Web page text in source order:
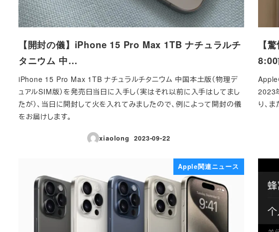
【開封の儀】iPhone 15 Pro Max 1TB ナチュラルチ
タニウム 中…
iPhone 15 Pro Max 1TB ナチュラルチタニウム 中国本土版（物理デ
ュアルSIM版）を発売日当日に入手し（実はそれ以前に入手はしてまし
たが）、当日に開封して火を入れてみましたので、例によって開封の儀
をお届けします。
xiaolong
投稿日
2023-09-22
【
Apple
2023
り、
Apple関連ニュース